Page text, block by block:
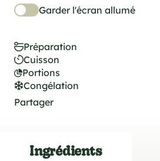
Garder l'écran allumé
Préparation
Cuisson
Portions
Congélation
Partager
Ingrédients